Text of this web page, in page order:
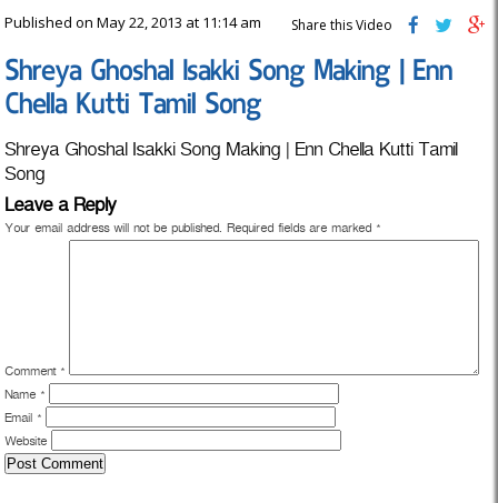
Published on May 22, 2013 at 11:14 am Share this Video
Shreya Ghoshal Isakki Song Making | Enn
Chella Kutti Tamil Song
Shreya Ghoshal Isakki Song Making | Enn Chella Kutti Tamil
Song
Leave a Reply
Your email address will not be published. Required fields are marked *
Comment *
Name *
Email *
Website